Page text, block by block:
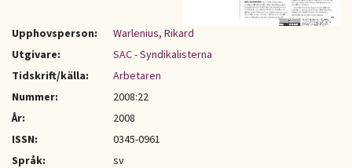
Upphovsperson:
Warlenius, Rikard
Utgivare:
SAC - Syndikalisterna
Tidskrift/källa:
Arbetaren
Nummer:
2008:22
År:
2008
ISSN:
0345-0961
Språk:
sv